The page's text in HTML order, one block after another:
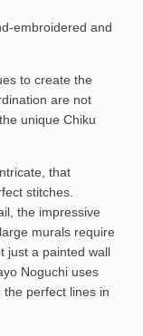
embroidered and
to create the
are not
unique Chiku
that
stitches.
the impressive
murals require
just a painted wall
Noguchi uses
perfect lines in